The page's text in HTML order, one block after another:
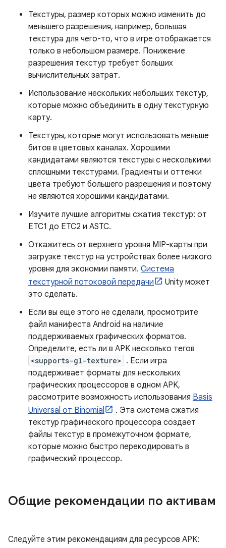
Текстуры, размер которых можно изменить до
меньшего разрешения, например, большая
текстура для чего-то, что в игре отображается
только в небольшом размере. Понижение
разрешения текстур требует больших
вычислительных затрат.
Использование нескольких небольших текстур,
которые можно объединить в одну текстурную
карту.
Текстуры, которые могут использовать меньше
битов в цветовых каналах. Хорошими
кандидатами являются текстуры с несколькими
сплошными текстурами. Градиенты и оттенки
цвета требуют большего разрешения и поэтому
не являются хорошими кандидатами.
Изучите лучшие алгоритмы сжатия текстур: от
ETC1 до ETC2 и ASTC.
Откажитесь от верхнего уровня MIP-карты при
загрузке текстур на устройствах более низкого
уровня для экономии памяти. Система
текстурной потоковой передачи
Unity может
это сделать.
Если вы еще этого не сделали, просмотрите
файл манифеста Android на наличие
поддерживаемых графических форматов.
Определите, есть ли в APK несколько тегов
<supports-gl-texture> . Если игра
поддерживает форматы для нескольких
графических процессоров в одном APK,
рассмотрите возможность использования Basis
Universal от Binomial
. Эта система сжатия
текстур графического процессора создает
файлы текстур в промежуточном формате,
которые можно быстро перекодировать в
графический процессор.
Общие рекомендации по активам
Следуйте этим рекомендациям для ресурсов APK: